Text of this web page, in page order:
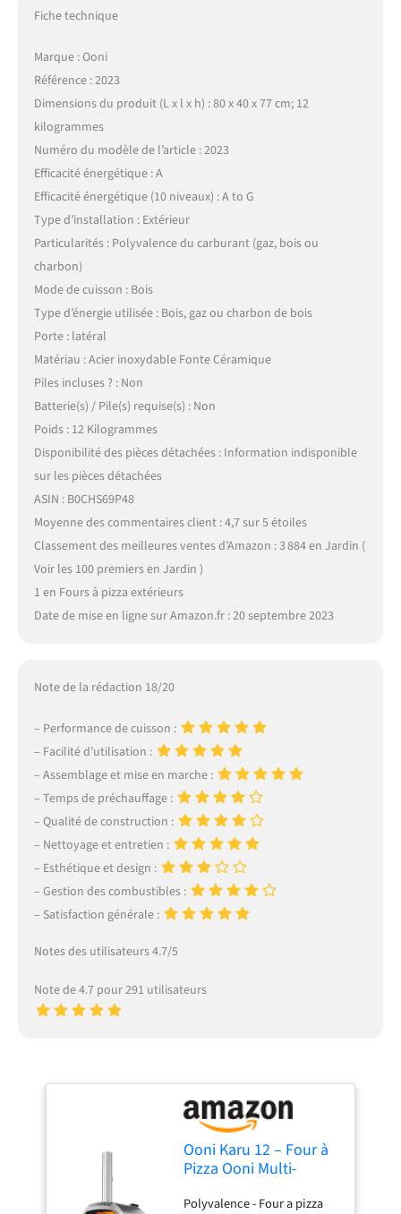
Fiche technique
Marque : Ooni
Référence : 2023
Dimensions du produit (L x l x h) : 80 x 40 x 77 cm; 12
kilogrammes
Numéro du modèle de l’article : 2023
Efficacité énergétique : A
Efficacité énergétique (10 niveaux) : A to G
Type d’installation : Extérieur
Particularités : Polyvalence du carburant (gaz, bois ou
charbon)
Mode de cuisson : Bois
Type d’énergie utilisée : Bois, gaz ou charbon de bois
Porte : latéral
Matériau : Acier inoxydable Fonte Céramique
Piles incluses ? : Non
Batterie(s) / Pile(s) requise(s) : Non
Poids : 12 Kilogrammes
Disponibilité des pièces détachées : Information indisponible
sur les pièces détachées
ASIN : B0CHS69P48
Moyenne des commentaires client : 4,7 sur 5 étoiles
Classement des meilleures ventes d’Amazon : 3 884 en Jardin (
Voir les 100 premiers en Jardin )
1 en Fours à pizza extérieurs
Date de mise en ligne sur Amazon.fr : 20 septembre 2023
Note de la rédaction 18/20
– Performance de cuisson :
– Facilité d’utilisation :
– Assemblage et mise en marche :
– Temps de préchauffage :
– Qualité de construction :
– Nettoyage et entretien :
– Esthétique et design :
– Gestion des combustibles :
– Satisfaction générale :
Notes des utilisateurs 4.7/5
Note de 4.7 pour 291 utilisateurs
Ooni Karu 12 – Four à
Pizza Ooni Multi-
Bois/Charbon avec
Polyvalence - Four a pizza